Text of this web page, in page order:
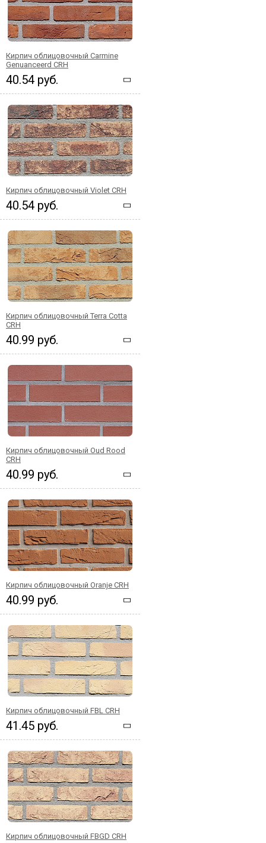
Кирпич облицовочный Carmine
Genuanceerd CRH
40.54 руб.
Кирпич облицовочный Violet CRH
40.54 руб.
Кирпич облицовочный Terra Cotta
CRH
40.99 руб.
Кирпич облицовочный Oud Rood
CRH
40.99 руб.
Кирпич облицовочный Oranje CRH
40.99 руб.
Кирпич облицовочный FBL CRH
41.45 руб.
Кирпич облицовочный FBGD CRH